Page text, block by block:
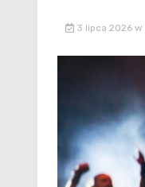
3 lipca 2026 w